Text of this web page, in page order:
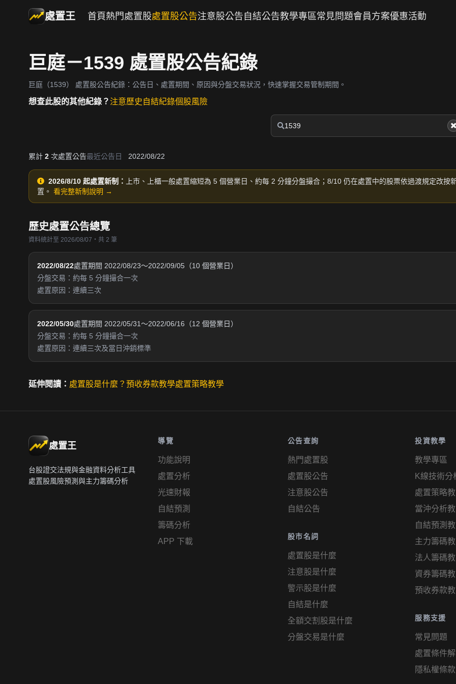
處置王 首頁 熱門處置股處置股公告注意股公告 自結公告教學專區常見問題會員方案優惠活動
巨庭－1539 處置股公告紀錄
巨庭（1539） 處置股公告紀錄：公告日、處置期間、原因與分盤交易狀況，快速掌握交易管制期間。
想查此股的其他紀錄？注意歷史自結紀錄個股風險
累計 2 次處置公告最近公告日 2022/08/22
2026/8/10 起處置新制：
上市、上櫃一般處置縮短為 5 個營業日、約每 2 分鐘分盤撮合；8/10 仍在處置中的股票依過渡規定改
置。 看完整新制說明 →
歷史處置公告總覽
資料統計至 2026/08/07・共 2 筆
2022/08/22處置期間 2022/08/23～2022/09/05（10 個營業日）
分盤交易：約每 5 分鐘撮合一次
處置原因：連續三次
2022/05/30處置期間 2022/05/31～2022/06/16（12 個營業日）
分盤交易：約每 5 分鐘撮合一次
處置原因：連續三次及當日沖銷標準
延伸閱讀： 處置股是什麼？ 預收券款教學處置策略教學
處置王
台股證交法規與金融資料分析工具
處置股風險預測與主力籌碼分析
導覽
功能說明
處置分析
光速財報
自結預測
籌碼分析
APP 下載
公告查詢
熱門處置股
處置股公告
注意股公告
自結公告
股市名詞
處置股是什麼
注意股是什麼
警示股是什麼
自結是什麼
全額交割股是什麼
分盤交易是什麼
投資教學
教學專區
K線技術分
處置策略
當沖分析
自結預測
主力籌碼
法人籌碼
資券籌碼
預收券款
服務支援
常見問題
處置條件
隱私權條款